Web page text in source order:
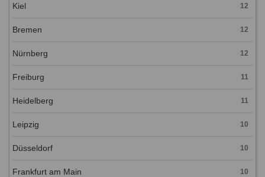
Kiel 12
Bremen 12
Nürnberg 12
Freiburg 11
Heidelberg 11
Leipzig 10
Düsseldorf 10
Frankfurt am Main 10